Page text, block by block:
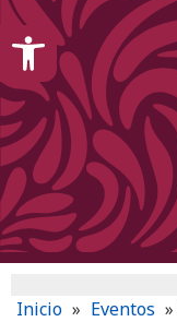
Inicio » Eventos »
Open toolbar